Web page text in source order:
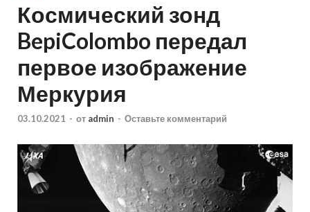
Космический зонд
BepiColombo передал
первое изображение
Меркурия
03.10.2021 - от admin - Оставьте комментарий